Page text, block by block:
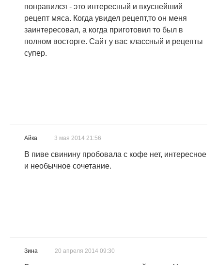
понравился - это интересный и вкуснейший
рецепт мяса. Когда увидел рецепт,то он меня
заинтересовал, а когда приготовил то был в
полном восторге. Сайт у вас классный и рецепты
супер.
Айка 3 мая 2014 21:56
В пиве свинину пробовала с кофе нет, интересное
и необычное сочетание.
Зина 20 апреля 2014 09:30